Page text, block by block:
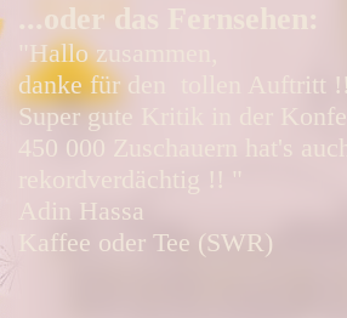
...oder das Fernsehen:
"Hallo zusammen,
danke für den tollen Auftritt
Super gute Kritik in der
450 000 Zuschauern hat's
rekordverdächtig !! "
Adin Hassa
Kaffee oder Tee (SWR)